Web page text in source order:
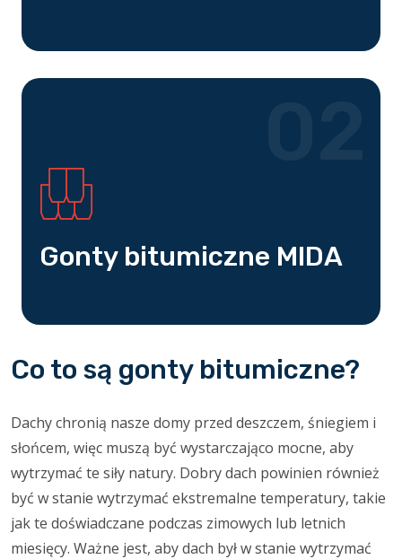
Gonty bitumiczne MIDA
Co to są gonty bitumiczne?
Dachy chronią nasze domy przed deszczem, śniegiem i
słońcem, więc muszą być wystarczająco mocne, aby
wytrzymać te siły natury. Dobry dach powinien również
być w stanie wytrzymać ekstremalne temperatury, takie
jak te doświadczane podczas zimowych lub letnich
miesięcy. Ważne jest, aby dach był w stanie wytrzymać